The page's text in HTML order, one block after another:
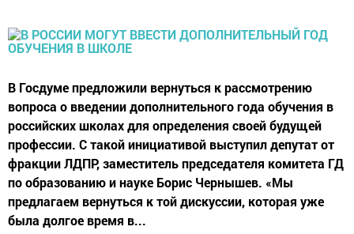
В Госдуме предложили вернуться к рассмотрению
вопроса о введении дополнительного года обучения в
российских школах для определения своей будущей
профессии. С такой инициативой выступил депутат от
фракции ЛДПР, заместитель председателя комитета ГД
по образованию и науке Борис Чернышев. «Мы
предлагаем вернуться к той дискуссии, которая уже
была долгое время в...